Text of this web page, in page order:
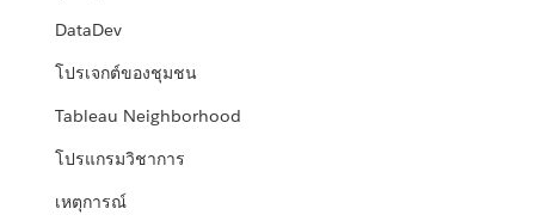
DataDev
โปรเจกต์ของชุมชน
Tableau Neighborhood
โปรแกรมวิชาการ
เหตุการณ์